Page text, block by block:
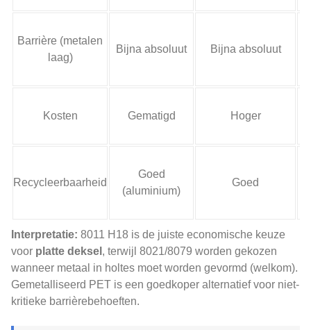
Barrière (metalen
laag)
Bijna absoluut Bijna absoluut
Kosten Gematigd Hoger
Recycleerbaarheid
Goed
(aluminium)
Goed
Interpretatie: 8011 H18 is de juiste economische keuze
voor platte deksel , terwijl 8021/8079 worden gekozen
wanneer metaal in holtes moet worden gevormd (welkom).
Gemetalliseerd PET is een goedkoper alternatief voor niet-
kritieke barrièrebehoeften.